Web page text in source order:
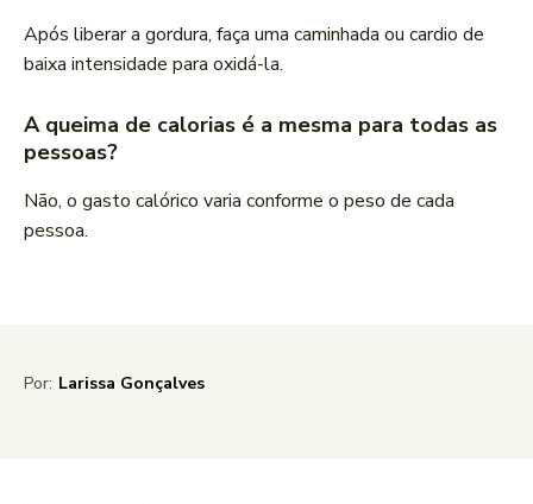
Após liberar a gordura, faça uma caminhada ou cardio de
baixa intensidade para oxidá-la.
A queima de calorias é a mesma para todas as
pessoas?
Não, o gasto calórico varia conforme o peso de cada
pessoa.
Por: Larissa Gonçalves